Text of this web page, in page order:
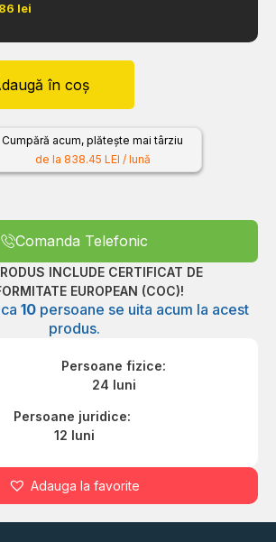
lei
în coș
Cumpără acum, plătește mai târziu
de la 838.45 LEI / lună
Comanda Telefonic
INCLUDE CERTIFICAT DE
EUROPEAN (COC)!
10 persoane se uita acum la acest
produs.
Persoane fizice:
24 luni
Persoane juridice:
12 luni
Adauga la favorite